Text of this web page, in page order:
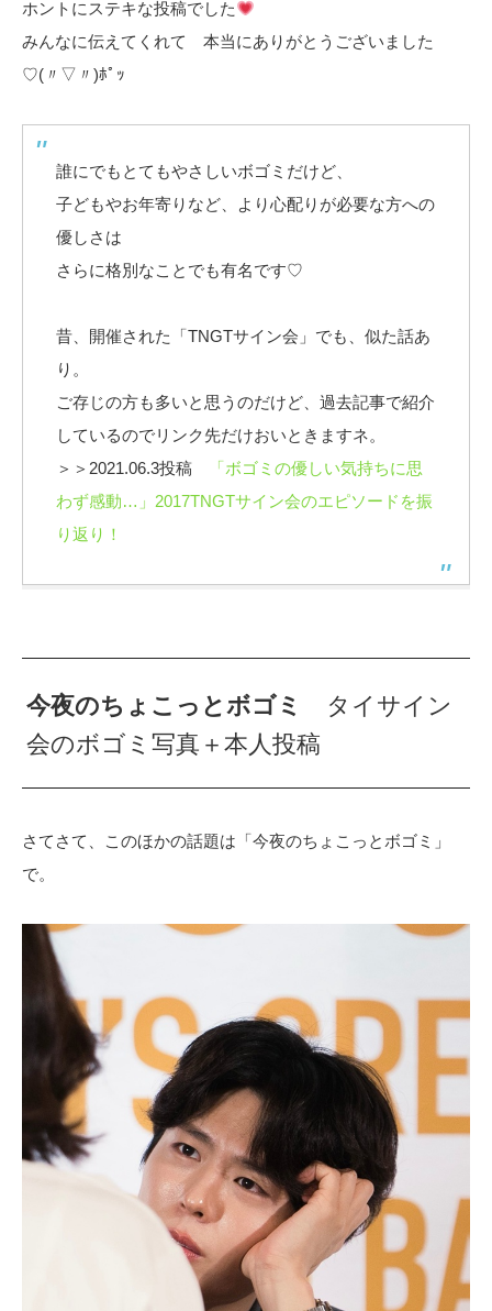
ホントにステキな投稿でした
みんなに伝えてくれて 本当にありがとうございました
♡(〃▽〃)ﾎﾟｯ
誰にでもとてもやさしいボゴミだけど、
子どもやお年寄りなど、より心配りが必要な方への
優しさは
さらに格別なことでも有名です♡
昔、開催された「TNGTサイン会」でも、似た話あ
り。
ご存じの方も多いと思うのだけど、過去記事で紹介
しているのでリンク先だけおいときますネ。
＞＞2021.06.3投稿
「ボゴミの優しい気持ちに思
わず感動…」2017TNGTサイン会のエピソードを振
り返り！
今夜のちょこっとボゴミ
タイサイン
会のボゴミ写真＋本人投稿
さてさて、このほかの話題は「今夜のちょこっとボゴミ」
で。